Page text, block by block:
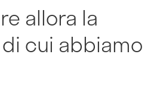
allora la
cui abbiamo